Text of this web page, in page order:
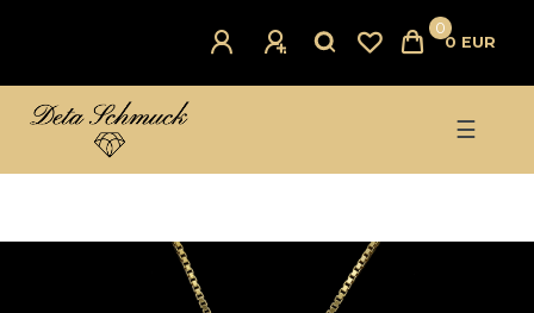
0
0 EUR
☰